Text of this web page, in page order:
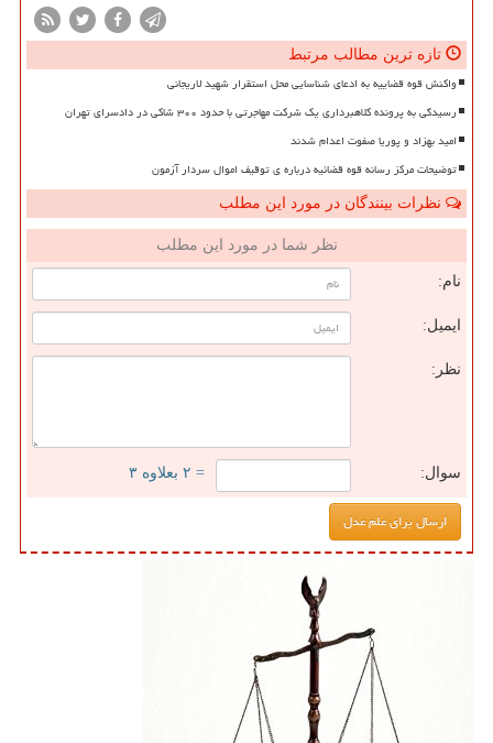
تازه ترین مطالب مرتبط
واکنش قوه قضاییه به ادعای شناسایی محل استقرار شهید لاریجانی
رسیدگی به پرونده کلاهبرداری یک شرکت مهاجرتی با حدود ۳۰۰ شاکی در دادسرای تهران
امید بهزاد و پوریا صفوت اعدام شدند
توضیحات مرکز رسانه قوه قضائیه درباره ی توقیف اموال سردار آزمون
نظرات بینندگان در مورد این مطلب
نظر شما در مورد این مطلب
نام:
ایمیل:
نظر:
سوال: = ۲ بعلاوه ۳